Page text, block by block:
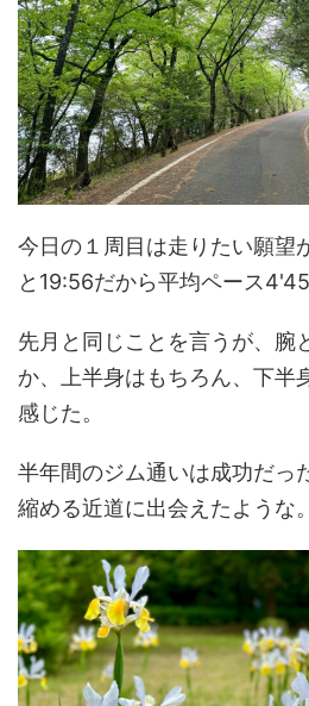
今日の１周目は走りたい願望
と19:56だから平均ペース
先月と同じことを言うが、腕
か、上半身はもちろん、下半
感じた。
半年間のジム通いは成功だっ
縮める近道に出会えたような。